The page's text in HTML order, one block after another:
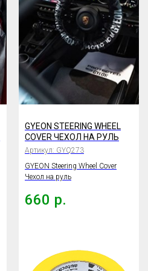
GYEON STEERING WHEEL
COVER ЧЕХОЛ НА РУЛЬ
Артикул: GYQ273
GYEON Steering Wheel Cover
Чехол на руль
660 р.